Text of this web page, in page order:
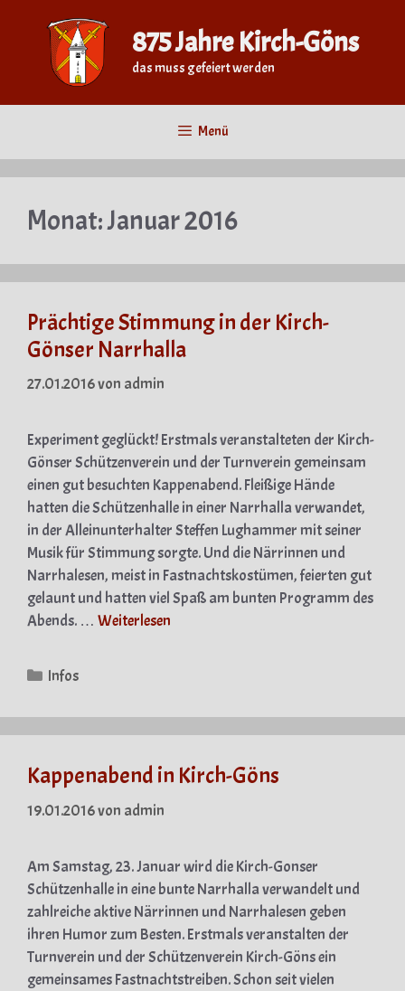
springen
875 Jahre Kirch-Göns
das muss gefeiert werden
Menü
Monat:Januar 2016
Prächtige Stimmung in der Kirch-
Gönser Narrhalla
27.01.2016von admin
Experiment geglückt! Erstmals veranstalteten der Kirch-
Gönser Schützenverein und der Turnverein gemeinsam
einen gut besuchten Kappenabend. Fleißige Hände
hatten die Schützenhalle in einer Narrhalla verwandet,
in der Alleinunterhalter Steffen Lughammer mit seiner
Musik für Stimmung sorgte. Und die Närrinnen und
Narrhalesen, meist in Fastnachtskostümen, feierten gut
gelaunt und hatten viel Spaß am bunten Programm des
Abends. … Weiterlesen
Kategorien
Infos
Kappenabend in Kirch-Göns
19.01.2016von admin
Am Samstag, 23. Januar wird die Kirch-Gonser
Schützenhalle in eine bunte Narrhalla verwandelt und
zahlreiche aktive Närrinnen und Narrhalesen geben
ihren Humor zum Besten. Erstmals veranstalten der
Turnverein und der Schützenverein Kirch-Göns ein
gemeinsames Fastnachtstreiben. Schon seit vielen